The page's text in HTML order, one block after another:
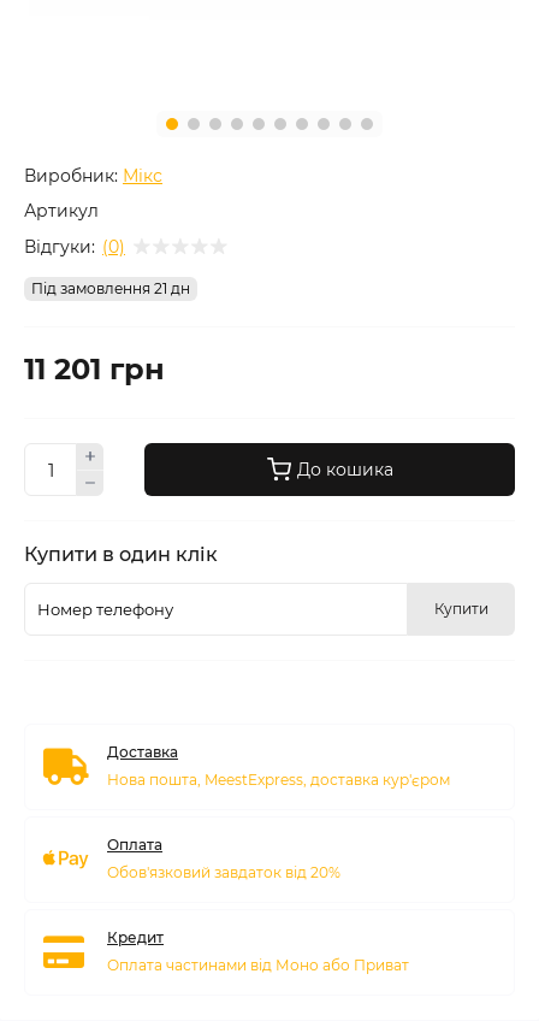
Виробник: Мікс
Артикул
Відгуки: (0)
Під замовлення 21 дн
11 201 грн
До кошика
Купити в один клік
Купити
Доставка
Нова пошта, MeestExpress, доставка кур'єром
Оплата
Обов'язковий завдаток від 20%
Кредит
Оплата частинами від Моно або Приват